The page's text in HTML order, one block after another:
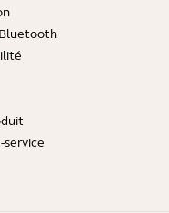
service